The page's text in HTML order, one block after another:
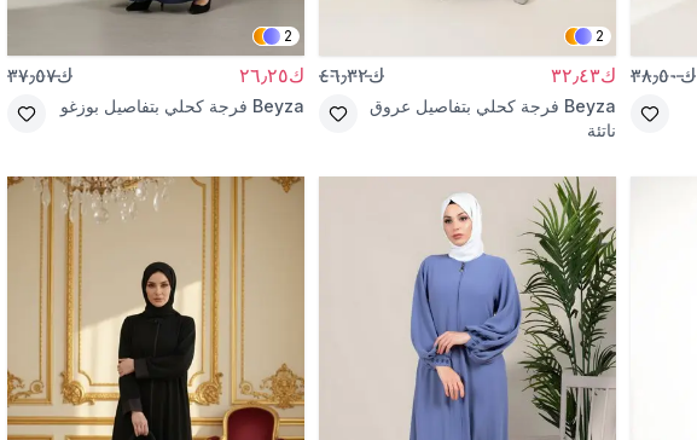
ك٣٨٫٥٠
2
ك٣٢٫٤٣ ك٤٦٫٣٢
Beyza فرجة كحلي بتفاصيل عروق
ناتئة
2
ك٢٦٫٢٥ ك٣٧٫٥٧
Beyza فرجة كحلي بتفاصيل بوزغو